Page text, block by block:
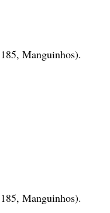
Manguinhos).
Manguinhos).